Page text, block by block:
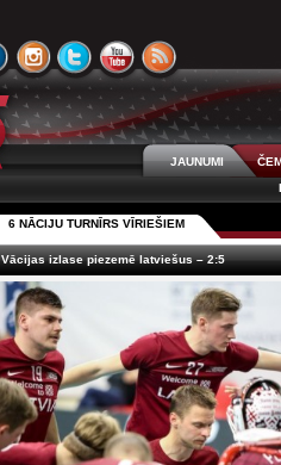
JAUNUMI
6 NĀCIJU TURNĪRS VĪRIEŠIEM
Vācijas izlase piezemē latviešus – 2:5